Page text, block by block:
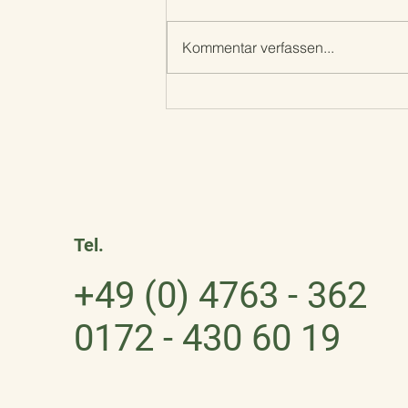
Kommentar verfassen...
Tel.
+49 (0) 4763 - 362
0172 - 430 60 19